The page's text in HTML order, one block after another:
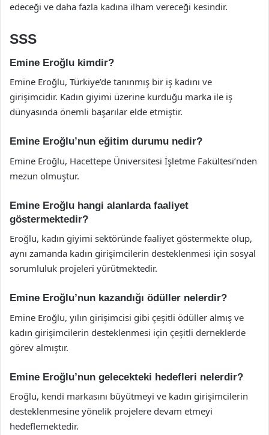
edeceği ve daha fazla kadına ilham vereceği kesindir.
SSS
Emine Eroğlu kimdir?
Emine Eroğlu, Türkiye’de tanınmış bir iş kadını ve
girişimcidir. Kadın giyimi üzerine kurduğu marka ile iş
dünyasında önemli başarılar elde etmiştir.
Emine Eroğlu’nun eğitim durumu nedir?
Emine Eroğlu, Hacettepe Üniversitesi İşletme Fakültesi’nden
mezun olmuştur.
Emine Eroğlu hangi alanlarda faaliyet
göstermektedir?
Eroğlu, kadın giyimi sektöründe faaliyet göstermekte olup,
aynı zamanda kadın girişimcilerin desteklenmesi için sosyal
sorumluluk projeleri yürütmektedir.
Emine Eroğlu’nun kazandığı ödüller nelerdir?
Emine Eroğlu, yılın girişimcisi gibi çeşitli ödüller almış ve
kadın girişimcilerin desteklenmesi için çeşitli derneklerde
görev almıştır.
Emine Eroğlu’nun gelecekteki hedefleri nelerdir?
Eroğlu, kendi markasını büyütmeyi ve kadın girişimcilerin
desteklenmesine yönelik projelere devam etmeyi
hedeflemektedir.